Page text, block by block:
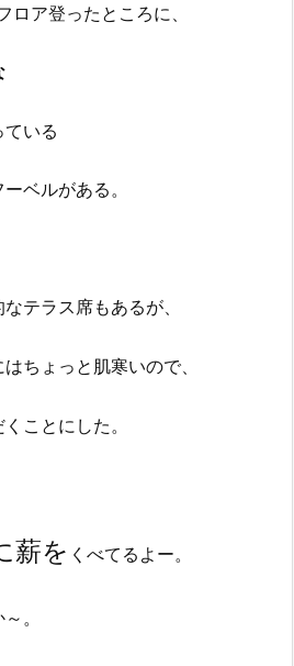
ロア登ったところに、
いる
ベルがある。
テラス席もあるが、
ちょっと肌寒いので、
ことにした。
薪を くべてるよー。
。